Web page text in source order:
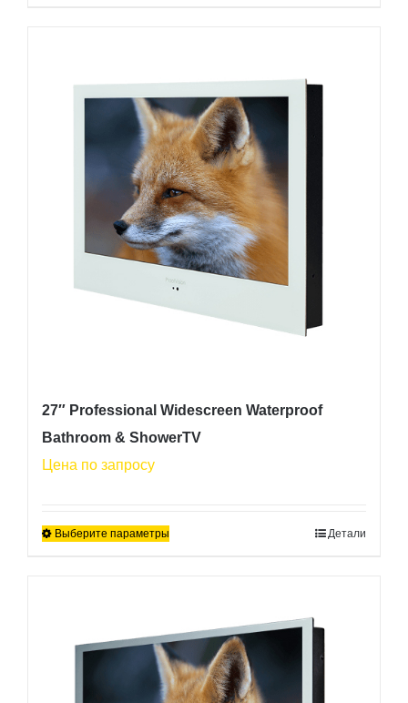
вариаций.
Опции
можно
выбрать
на
странице
товара.
27″ Professional Widescreen Waterproof
Bathroom & ShowerTV
Цена по запросу
Выберите параметры
вариаций.
Опции
можно
Детали